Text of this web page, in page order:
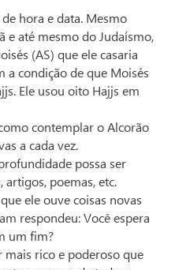
hora e data. Mesmo
e até mesmo do Judaísmo,
(AS) que ele casaria
a condição de que Moisés
Ele usou oito Hajjs em
contemplar o Alcorão
a cada vez.
possa ser
poemas, etc.
ele ouve coisas novas
respondeu: Você espera
um fim?
rico e poderoso que